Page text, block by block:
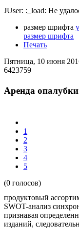
JUser: :_load: Не
размер шрифта
размер шрифта
Печать
Пятница, 10 июня
6423759
Аренда опалубки
1
2
3
4
5
(0 голосов)
продуктовый
SWOT-анализ
признавая
изданий,